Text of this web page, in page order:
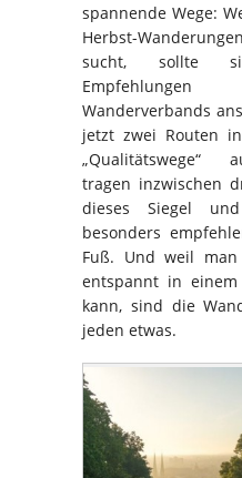
spannende Wege:
Herbst-
sucht, sollte
Wanderverbands
jetzt zwei Routen
„Qualitätswege“
tragen inzwischen
dieses Siegel
besonders
Fuß. Und weil
entspannt in
kann, sind die
jeden etwas.